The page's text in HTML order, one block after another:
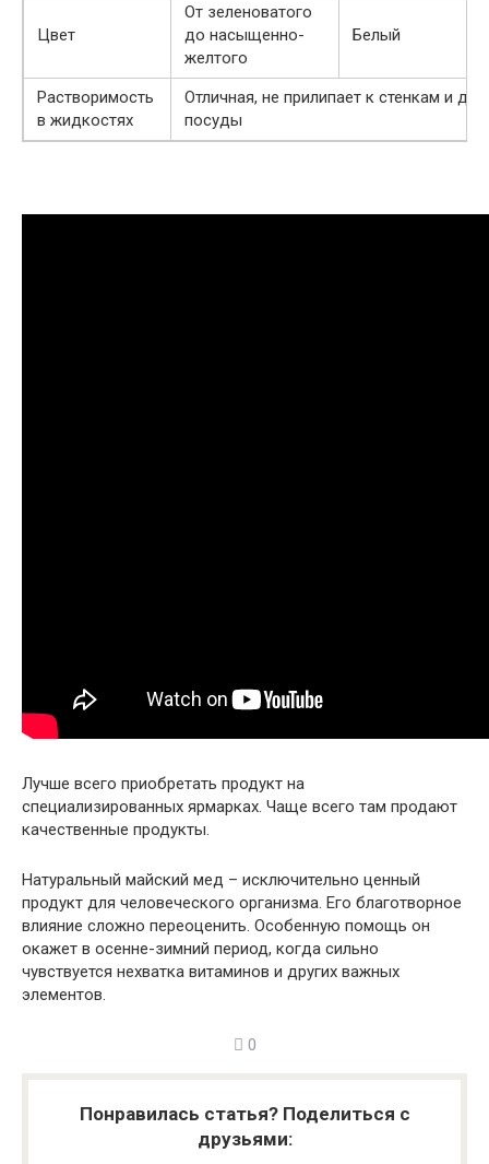
Цвет
От зеленоватого
до насыщенно-
желтого
Белый
Растворимость
в жидкостях
Отличная, не прилипает к стенкам и дну
посуды
Лучше всего приобретать продукт на
специализированных ярмарках. Чаще всего там продают
качественные продукты.
Натуральный майский мед – исключительно ценный
продукт для человеческого организма. Его благотворное
влияние сложно переоценить. Особенную помощь он
окажет в осенне-зимний период, когда сильно
чувствуется нехватка витаминов и других важных
элементов.
0
Понравилась статья? Поделиться с
друзьями: